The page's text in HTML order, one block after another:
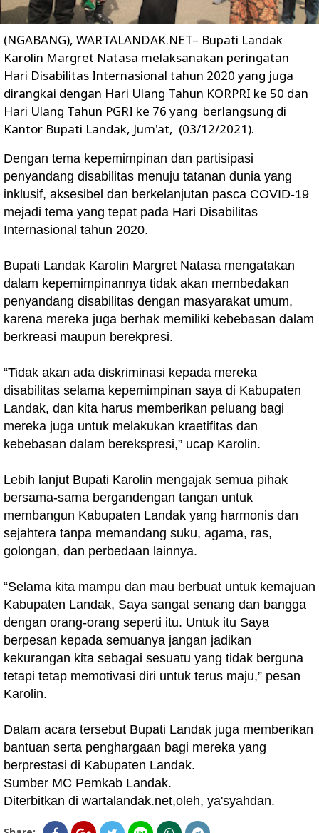
(NGABANG), WARTALANDAK.NET– Bupati Landak
Karolin Margret Natasa melaksanakan peringatan
Hari Disabilitas Internasional tahun 2020 yang juga
dirangkai dengan Hari Ulang Tahun KORPRI ke 50 dan
Hari Ulang Tahun PGRI ke 76 yang berlangsung di
Kantor Bupati Landak, Jum'at, (03/12/2021).
Dengan tema kepemimpinan dan partisipasi
penyandang disabilitas menuju tatanan dunia yang
inklusif, aksesibel dan berkelanjutan pasca COVID-19
mejadi tema yang tepat pada Hari Disabilitas
Internasional tahun 2020.
Bupati Landak Karolin Margret Natasa mengatakan
dalam kepemimpinannya tidak akan membedakan
penyandang disabilitas dengan masyarakat umum,
karena mereka juga berhak memiliki kebebasan dalam
berkreasi maupun berekpresi.
“Tidak akan ada diskriminasi kepada mereka
disabilitas selama kepemimpinan saya di Kabupaten
Landak, dan kita harus memberikan peluang bagi
mereka juga untuk melakukan kraetifitas dan
kebebasan dalam berekspresi,” ucap Karolin.
Lebih lanjut Bupati Karolin mengajak semua pihak
bersama-sama bergandengan tangan untuk
membangun Kabupaten Landak yang harmonis dan
sejahtera tanpa memandang suku, agama, ras,
golongan, dan perbedaan lainnya.
“Selama kita mampu dan mau berbuat untuk kemajuan
Kabupaten Landak, Saya sangat senang dan bangga
dengan orang-orang seperti itu. Untuk itu Saya
berpesan kepada semuanya jangan jadikan
kekurangan kita sebagai sesuatu yang tidak berguna
tetapi tetap memotivasi diri untuk terus maju,” pesan
Karolin.
Dalam acara tersebut Bupati Landak juga memberikan
bantuan serta penghargaan bagi mereka yang
berprestasi di Kabupaten Landak.
Sumber MC Pemkab Landak.
Diterbitkan di wartalandak.net,oleh, ya'syahdan.